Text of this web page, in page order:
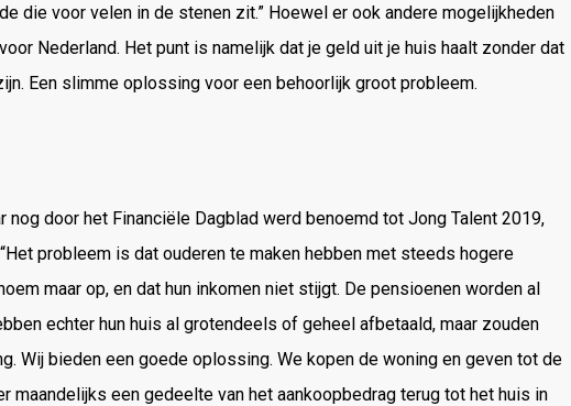
die voor velen in de stenen zit.” Hoewel er ook andere mogelijkheden
Nederland. Het punt is namelijk dat je geld uit je huis haalt zonder dat
Een slimme oplossing voor een behoorlijk groot probleem.
nog door het Financiële Dagblad werd benoemd tot Jong Talent 2019,
probleem is dat ouderen te maken hebben met steeds hogere
maar op, en dat hun inkomen niet stijgt. De pensioenen worden al
echter hun huis al grotendeels of geheel afbetaald, maar zouden
Wij bieden een goede oplossing. We kopen de woning en geven tot de
maandelijks een gedeelte van het aankoopbedrag terug tot het huis in